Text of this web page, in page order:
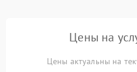
Цены на
Цены актуальны на